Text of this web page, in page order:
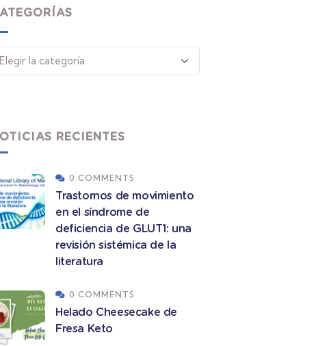
RECIENTES
0 COMMENTS
Trastornos de movimiento
en el síndrome de
deficiencia de GLUT1: una
revisión sistémica de la
literatura
0 COMMENTS
Helado Cheesecake de
Fresa Keto